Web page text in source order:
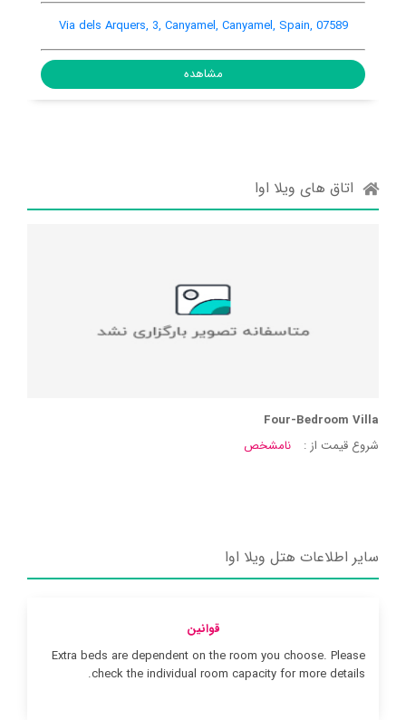
de la Cuevas, s/n, Canyamel, Canyamel, Spain, 07589
اتاق های ویلا اوا
Four-Bedroom Villa
شروع قیمت از :
نامشخص
سایر اطلاعات هتل ویلا اوا
قوانین
Extra beds are dependent on the room you choose. Please
check the individual room capacity for more details.